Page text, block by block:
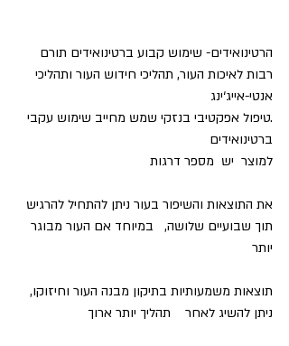
הרטינואידים- שימוש קבוע ברטינואידים תורם
רבות לאיכות העור, תהליכי חידוש העור ותהליכי
אנטי-אייג‘ינג
.טיפול אפקטיבי בנזקי שמש מחייב שימוש עקבי
ברטינואידים
למוצר  יש  מספר דרגות
את התוצאות והשיפור בעור ניתן להתחיל להרגיש
תוך שבועיים שלושה,   במיוחד אם העור מבוגר
יותר
תוצאות משמעותיות בתיקון מבנה העור וחיזוקו,
ניתן להשיג לאחר    תהליך יותר ארוך